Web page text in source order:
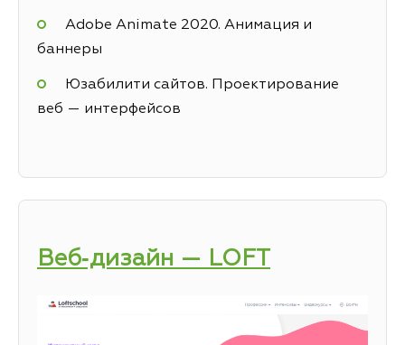
Adobe Animate 2020. Анимация и
баннеры
Юзабилити сайтов. Проектирование
веб — интерфейсов
Веб‑дизайн — LOFT